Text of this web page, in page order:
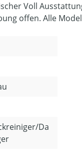
Voll
offen. Alle
Da